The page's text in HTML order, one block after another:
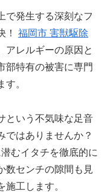
で発生する深刻なフ
！ 福岡市 害獣駆除
アレルギーの原因と
部特有の被害に専門
。
という不気味な足音
ではありませんか？
むイタチを徹底的に
数センチの隙間も見
工します。